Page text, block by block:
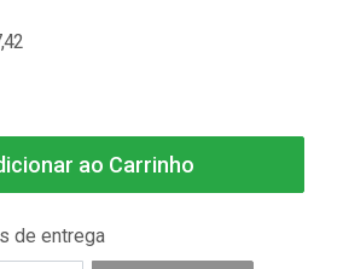
ao Carrinho
de entrega